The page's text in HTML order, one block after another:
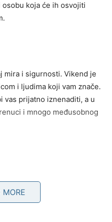
koja će ih osvojiti
mira i sigurnosti. Vikend je
i ljudima koji vam znače.
vas prijatno iznenaditi, a u
i mnogo međusobnog
susreta i korisnih
bi vam dati ideju koja će
Ljubavni život donosi
MORE